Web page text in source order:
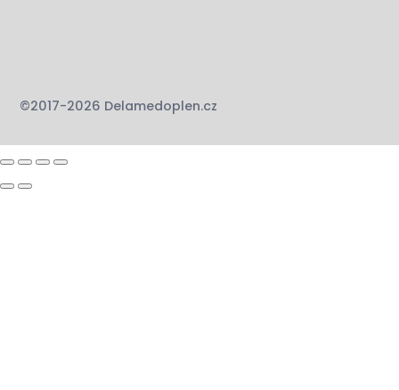
©2017-2026 Delamedoplen.cz